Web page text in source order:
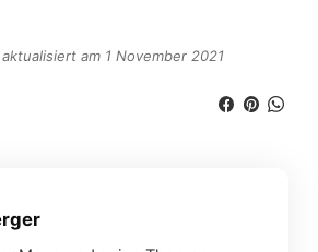
am 1 November 2021